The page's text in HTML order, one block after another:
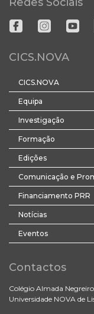
CICS.NOVA
CICS.NOVA
Equipa
Investigação
Formação
Edições
Comunicação e
Financiamento PRR
Notícias
Eventos
Contactos
Colégio Almada
Universidade NOVA de